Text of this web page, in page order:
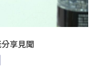
享見聞